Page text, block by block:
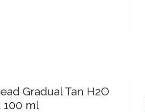
Gradual Tan H2O
100 ml